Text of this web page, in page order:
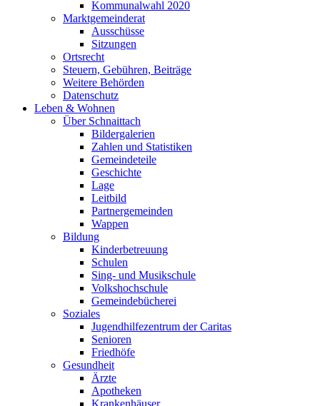
Kommunalwahl 2020
Marktgemeinderat
Ausschüsse
Sitzungen
Ortsrecht
Steuern, Gebühren, Beiträge
Weitere Behörden
Datenschutz
Leben & Wohnen
Über Schnaittach
Bildergalerien
Zahlen und Statistiken
Gemeindeteile
Geschichte
Lage
Leitbild
Partnergemeinden
Wappen
Bildung
Kinderbetreuung
Schulen
Sing- und Musikschule
Volkshochschule
Gemeindebücherei
Soziales
Jugendhilfezentrum der Caritas
Senioren
Friedhöfe
Gesundheit
Ärzte
Apotheken
Krankenhäuser